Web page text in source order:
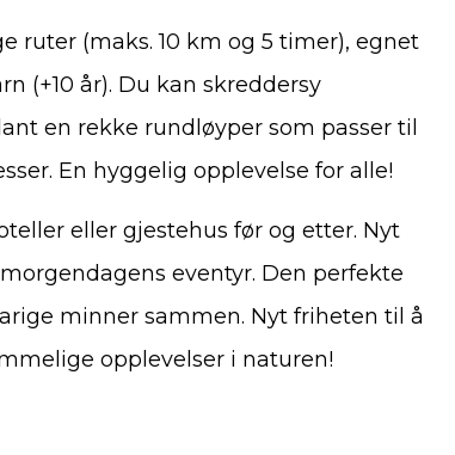
ruter (maks. 10 km og 5 timer), egnet
(+10 år). Du kan skreddersy
en rekke rundløyper som passer til
En hyggelig opplevelse for alle!
eller gjestehus før og etter. Nyt
eventyr. Den perfekte
minner sammen. Nyt friheten til å
opplevelser i naturen!